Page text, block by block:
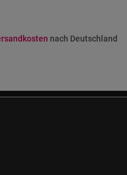
nach Deutschland